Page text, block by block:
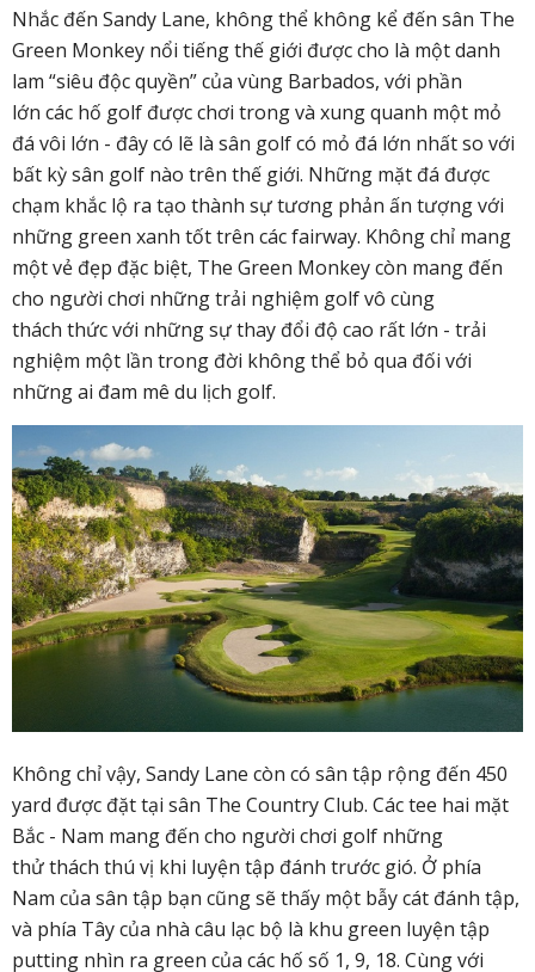
Nhắc đến Sandy Lane, không thể không kể đến sân The
Green Monkey nổi tiếng thế giới được cho là một danh
lam “siêu độc quyền” của vùng Barbados, với phần
lớn các hố golf được chơi trong và xung quanh một mỏ
đá vôi lớn - đây có lẽ là sân golf có mỏ đá lớn nhất so với
bất kỳ sân golf nào trên thế giới. Những mặt đá được
chạm khắc lộ ra tạo thành sự tương phản ấn tượng với
những green xanh tốt trên các fairway. Không chỉ mang
một vẻ đẹp đặc biệt, The Green Monkey còn mang đến
cho người chơi những trải nghiệm golf vô cùng
thách thức với những sự thay đổi độ cao rất lớn - trải
nghiệm một lần trong đời không thể bỏ qua đối với
những ai đam mê du lịch golf.
Không chỉ vậy, Sandy Lane còn có sân tập rộng đến 450
yard được đặt tại sân The Country Club. Các tee hai mặt
Bắc - Nam mang đến cho người chơi golf những
thử thách thú vị khi luyện tập đánh trước gió. Ở phía
Nam của sân tập bạn cũng sẽ thấy một bẫy cát đánh tập,
và phía Tây của nhà câu lạc bộ là khu green luyện tập
putting nhìn ra green của các hố số 1, 9, 18. Cùng với